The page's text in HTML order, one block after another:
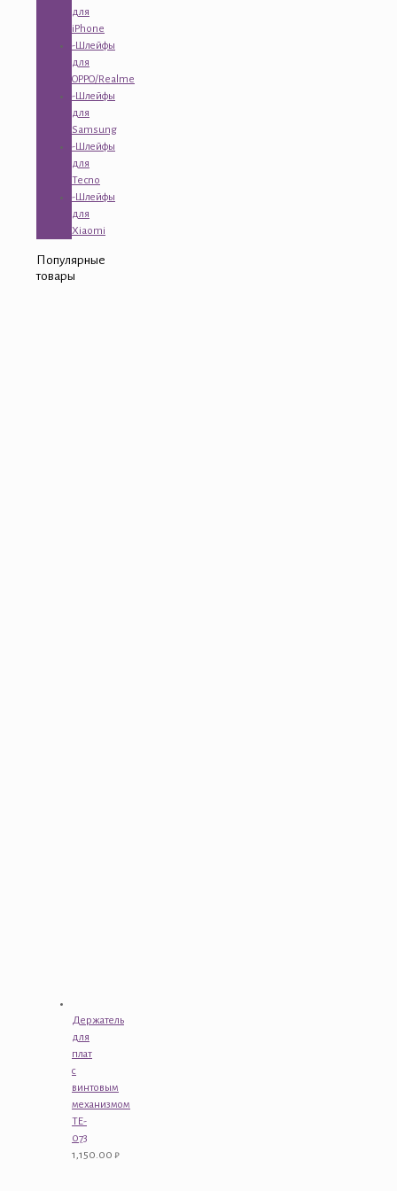
для
iPhone
-Шлейфы
для
OPPO/Realme
-Шлейфы
для
Samsung
-Шлейфы
для
Tecno
-Шлейфы
для
Xiaomi
Популярные
товары
Держатель
для
плат
с
винтовым
механизмом
TE-
073
1,150.00 ₽